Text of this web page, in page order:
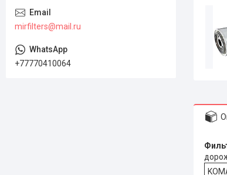
mirfilters@mail.ru
+77770410064